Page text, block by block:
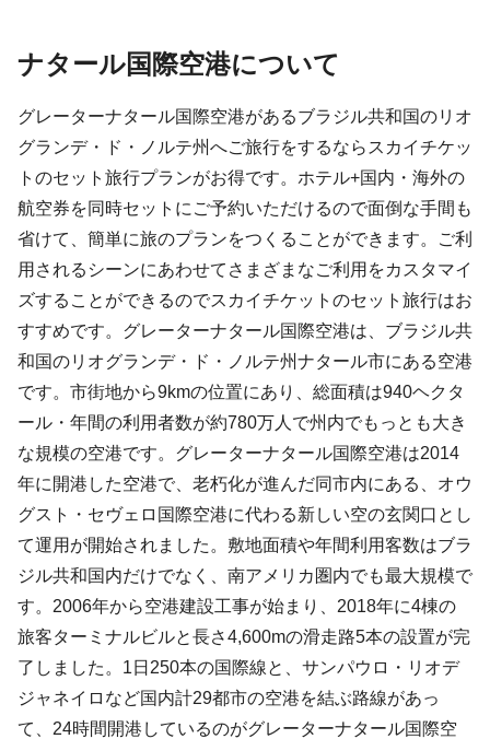
ナタール国際空港について
グレーターナタール国際空港があるブラジル共和国のリオ
グランデ・ド・ノルテ州へご旅行をするならスカイチケッ
トのセット旅行プランがお得です。ホテル+国内・海外の
航空券を同時セットにご予約いただけるので面倒な手間も
省けて、簡単に旅のプランをつくることができます。ご利
用されるシーンにあわせてさまざまなご利用をカスタマイ
ズすることができるのでスカイチケットのセット旅行はお
すすめです。グレーターナタール国際空港は、ブラジル共
和国のリオグランデ・ド・ノルテ州ナタール市にある空港
です。市街地から9kmの位置にあり、総面積は940ヘクタ
ール・年間の利用者数が約780万人で州内でもっとも大き
な規模の空港です。グレーターナタール国際空港は2014
年に開港した空港で、老朽化が進んだ同市内にある、オウ
グスト・セヴェロ国際空港に代わる新しい空の玄関口とし
て運用が開始されました。敷地面積や年間利用客数はブラ
ジル共和国内だけでなく、南アメリカ圏内でも最大規模で
す。2006年から空港建設工事が始まり、2018年に4棟の
旅客ターミナルビルと長さ4,600mの滑走路5本の設置が完
了しました。1日250本の国際線と、サンパウロ・リオデ
ジャネイロなど国内計29都市の空港を結ぶ路線があっ
て、24時間開港しているのがグレーターナタール国際空